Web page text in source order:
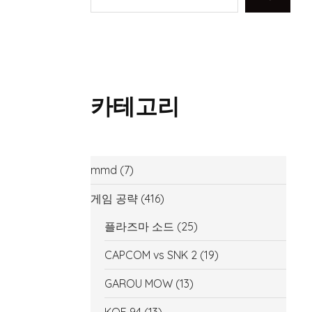
카테고리
mmd (7)
게임 공략(416)
플라즈마 소드 (25)
CAPCOM vs SNK 2(19)
GAROU MOW(13)